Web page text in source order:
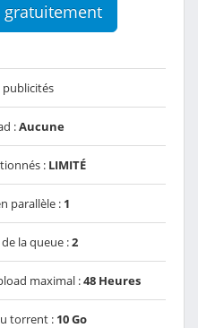
gratuitement
publicités
:Aucune
: LIMITÉ
parallèle : 1
la queue :2
maximal :48 Heures
torrent : 10 Go